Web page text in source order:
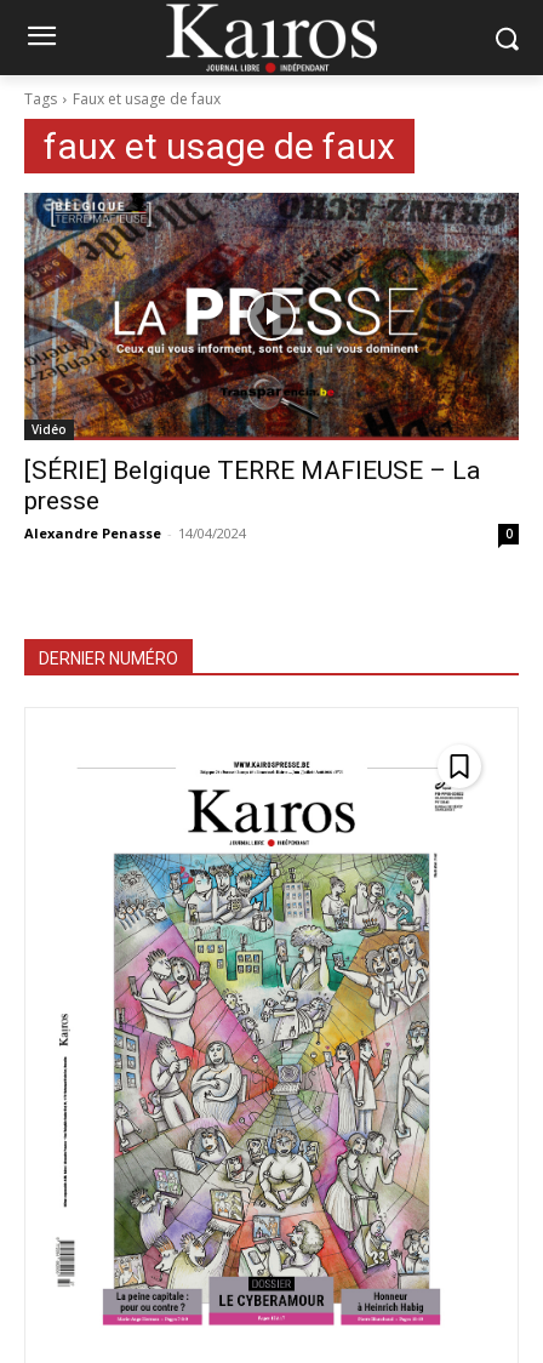
Tags Faux et usage de faux
faux et usage de faux
Vidéo
[SÉRIE] Belgique TERRE MAFIEUSE – La
presse
Alexandre Penasse - 14/04/2024 0
DERNIER NUMÉRO